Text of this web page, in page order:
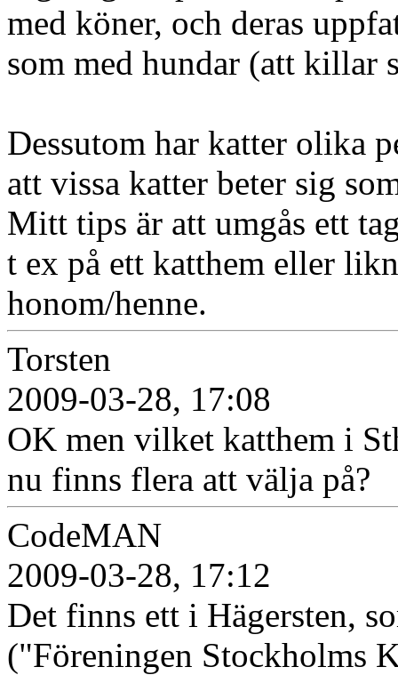
med köner, och deras
som med hundar (att killar
Dessutom har katter olika
att vissa katter beter sig
Mitt tips är att umgås ett
t ex på ett katthem eller
honom/henne.
Torsten
2009-03-28, 17:08
OK men vilket katthem i
nu finns flera att välja på?
CodeMAN
2009-03-28, 17:12
Det finns ett i Hägersten,
("Föreningen Stockholms